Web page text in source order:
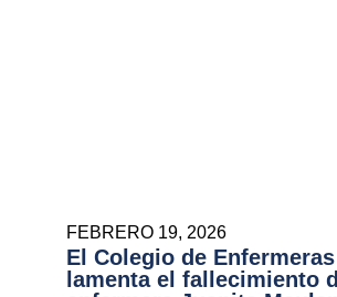
FEBRERO 19, 2026
El Colegio de
lamenta el fallecimiento